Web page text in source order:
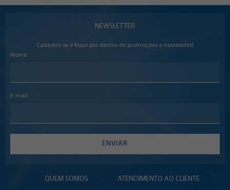
NEWSLETTER
Cadastre-se e fique por dentro de promoções e novidades!
Nome
E-mail
ENVIAR
QUEM SOMOS ATENDIMENTO AO CLIENTE